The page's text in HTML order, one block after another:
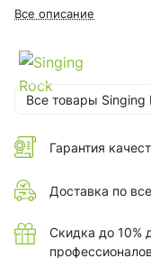
Все описание
Все товары Singing
Гарантия
Доставка по
Скидка до 10%
профессионалов